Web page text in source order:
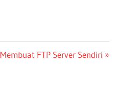
Next
Membuat FTP Server Sendiri